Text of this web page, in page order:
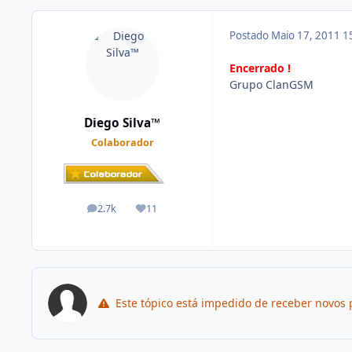
Diego Silva™
Colaborador
2.7k
posts 11
Reputação
Postado Maio 17, 2011
Encerrado !
Grupo ClanGSM
Este tópico está impedido de receber novos